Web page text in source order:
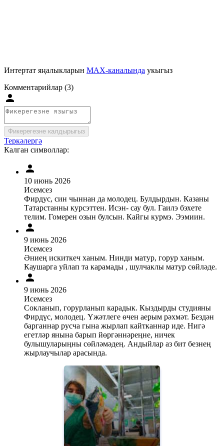
Интертат яңалыкларын MAX-каналында укыгыз
Комментарийлар (3)
Фикерегезне калдырыгыз
Теркәлергә
Калган символлар:
10 июнь 2026
Исемсез
Фирдус, син чыннан да молодец. Булдырдын. Казаны
Татарстанны курсэттен. Исэн- сау бул. Гаилэ бэхете
телим. Гомерен озын булсын. Кайгы курмэ. Ээмиин.
9 июнь 2026
Исемсез
Әниең искиткеч ханым. Нинди матур, горур ханым.
Каушарга уйлап та карамады , шулчаклы матур сөйләде.
9 июнь 2026
Исемсез
Сокланып, горурланып карадык. Кыздырды студияны
Фирдүс, молодец. Үжәтлеге өчен аерым рәхмәт. Бездән
барганнар русча гына жырлап кайтканнар иде. Нигә
егетләр янына барып йөргәннәреңне, ничек
булышуларыңны сөйләмәдең. Андыйлар аз бит безнең
жырлаучылар арасында.